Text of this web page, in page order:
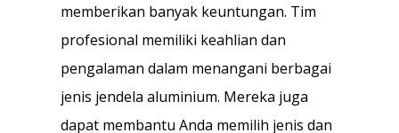
memberikan banyak keuntungan. Tim
profesional memiliki keahlian dan
pengalaman dalam menangani berbagai
jenis jendela aluminium. Mereka juga
dapat membantu Anda memilih jenis dan